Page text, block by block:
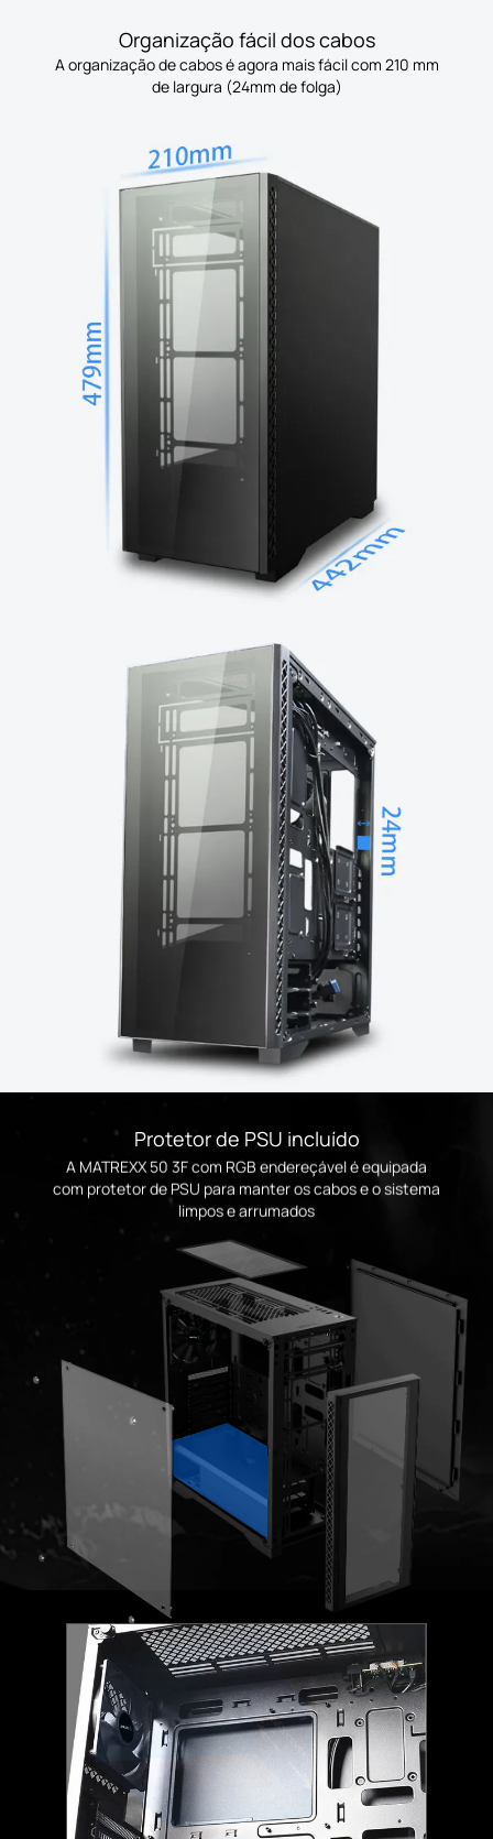
Organização fácil dos cabos
A organização de cabos é agora mais fácil com 210 mm
de largura (24mm de folga)
Protetor de PSU incluído
A MATREXX 50 3F com RGB endereçável é equipada
com protetor de PSU para manter os cabos e o sistema
limpos e arrumados